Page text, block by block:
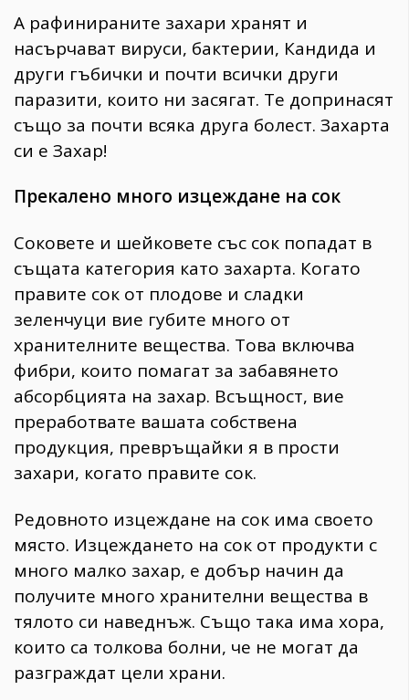
А рафинираните захари хранят и
насърчават вируси, бактерии, Кандида и
други гъбички и почти всички други
паразити, които ни засягат. Те допринасят
също за почти всяка друга болест. Захарта
си е Захар!
Прекалено много изцеждане на сок
Соковете и шейковете със сок попадат в
същата категория като захарта. Когато
правите сок от плодове и сладки
зеленчуци вие губите много от
хранителните вещества. Това включва
фибри, които помагат за забавянето
абсорбцията на захар. Всъщност, вие
преработвате вашата собствена
продукция, превръщайки я в прости
захари, когато правите сок.
Редовното изцеждане на сок има своето
място. Изцеждането на сок от продукти с
много малко захар, е добър начин да
получите много хранителни вещества в
тялото си наведнъж. Също така има хора,
които са толкова болни, че не могат да
разграждат цели храни.